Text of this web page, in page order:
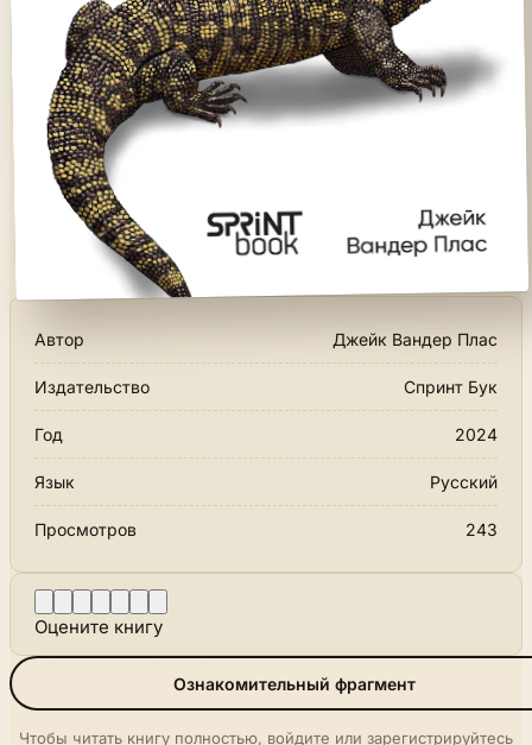
Автор Джейк Вандер Плас
Издательство Спринт Бук
Год 2024
Язык Русский
Просмотров 243
Оцените книгу
Ознакомительный фрагмент
Чтобы читать книгу полностью, войдите или зарегистрируйтесь